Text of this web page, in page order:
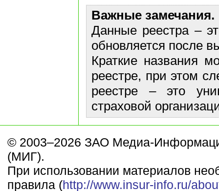
Важные замечания.
Данные реестра –
обновляется после
Краткие названия
реестре, при этом
реестре – это
страховой
© 2003–2026 ЗАО Медиа-
(МИГ).
При использовании материалов
правила (http://www.insur-info.ru/